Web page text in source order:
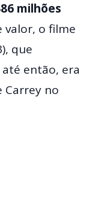
milhões
valor, o filme
que
até então, era
Carrey no